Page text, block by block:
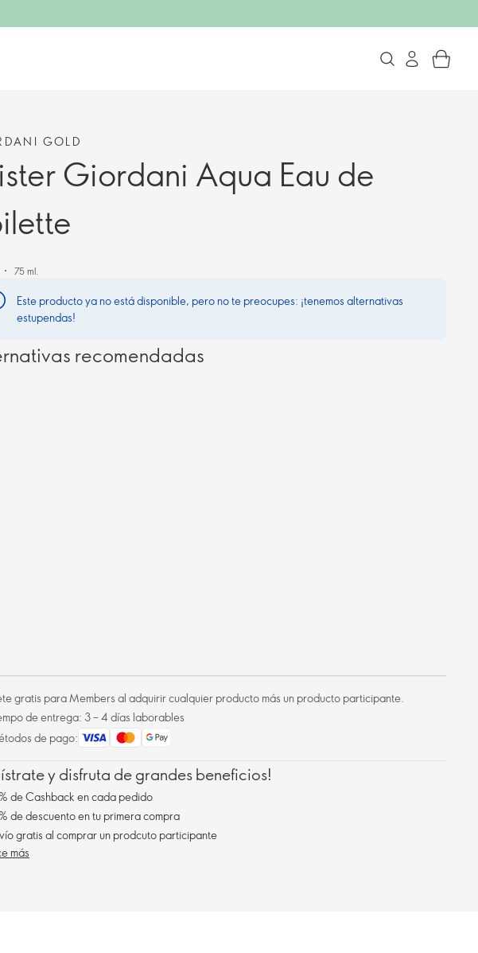
GOLD
Giordani Aqua Eau de
75 ml.
Este producto ya no está disponible, pero no te preocupes: ¡tenemos alternativas
estupendas!
recomendadas
gratis para Members al adquirir cualquier producto más un producto participante.
de entrega: 3 – 4 días laborables
de pago:
y disfruta de grandes beneficios!
de Cashback en cada pedido
de descuento en tu primera compra
gratis al comprar un prodcuto participante
más